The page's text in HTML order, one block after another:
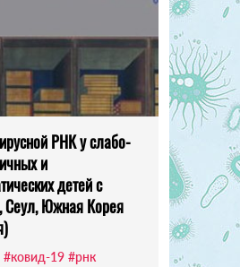
РНК у слабо-
и
детей с
Южная Корея
#ковид-19 #рнк